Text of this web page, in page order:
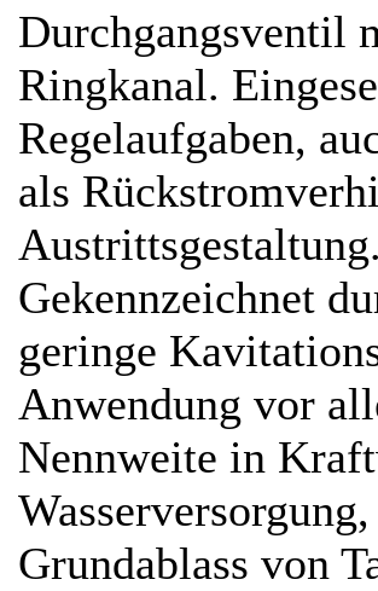
Durchgangsventil
Ringkanal.
Regelaufgaben,
als
Gekennzeichnet
geringe
Anwendung vor
Nennweite in
Grundablass von